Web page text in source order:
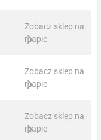
Zobacz sklep na
mapie
Zobacz sklep na
mapie
Zobacz sklep na
mapie